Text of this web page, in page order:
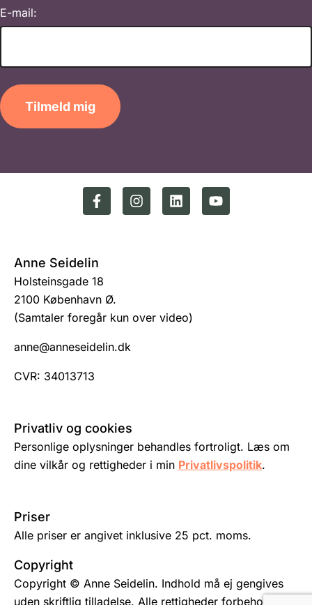
E-mail:
Tilmeld mig
Anne Seidelin
Holsteinsgade 18
2100 København Ø.
(Samtaler foregår kun over video)
anne@anneseidelin.dk
CVR: 34013713
Privatliv og cookies
Personlige oplysninger behandles fortroligt. Læs om
dine vilkår og rettigheder i min Privatlivspolitik.
Priser
Alle priser er angivet inklusive 25 pct. moms.
Copyright
Copyright © Anne Seidelin. Indhold må ej gengives
uden skriftlig tilladelse. Alle rettigheder forbeholdes.